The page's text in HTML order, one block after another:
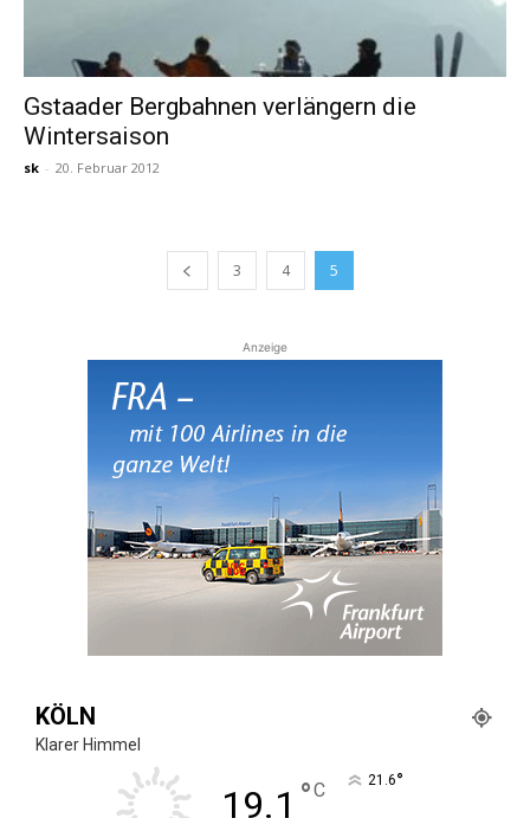
Gstaader Bergbahnen verlängern die
Wintersaison
sk - 20. Februar 2012
3 4 5
Anzeige
KÖLN
Klarer Himmel
19.1 °C 21.6°